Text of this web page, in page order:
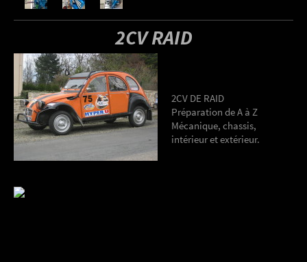
2CV RAID
2CV DE RAID
Préparation de A à Z
Mécanique, chassis,
intérieur et extérieur.